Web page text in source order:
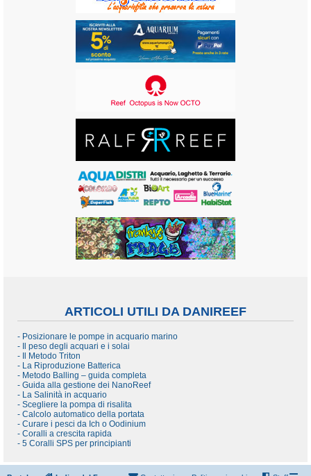
ARTICOLI UTILI DA DANIREEF
- Posizionare le pompe in acquario marino
- Il peso degli acquari e i solai
- Il Metodo Triton
- La Riproduzione Batterica
- Metodo Balling – guida completa
- Guida alla gestione dei NanoReef
- La Salinità in acquario
- Scegliere la pompa di risalita
- Calcolo automatico della portata
- Curare i pesci da Ich o Oodinium
- Coralli a crescita rapida
- 5 Coralli SPS per principianti